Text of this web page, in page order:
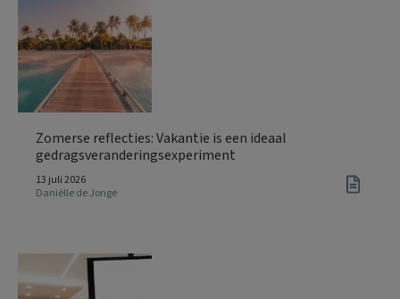
Zomerse reflecties: Vakantie is een ideaal
gedragsveranderingsexperiment
13 juli 2026
Daniëlle de Jonge